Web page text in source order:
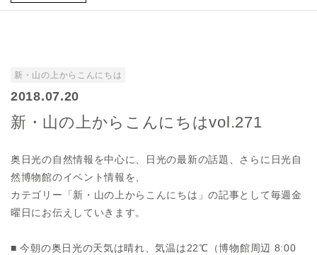
新・山の上からこんにちは
2018.07.20
新・山の上からこんにちはvol.271
奥日光の自然情報を中心に、日光の最新の話題、さらに日光自
然博物館のイベント情報を、
カテゴリー「新・山の上からこんにちは」の記事として毎週金
曜日にお伝えしていきます。
■ 今朝の奥日光の天気は晴れ、気温は22℃（博物館周辺 8:00